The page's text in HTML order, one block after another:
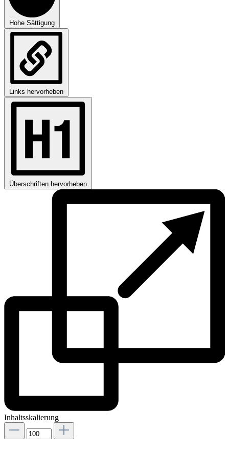
Hohe Sättigung
Links hervorheben
Überschriften hervorheben
Inhaltsskalierung